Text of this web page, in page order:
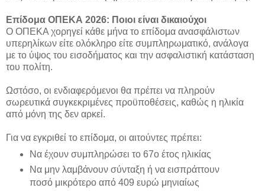
Επίδομα ΟΠΕΚΑ 2026: Ποιοι είναι δικαιούχοι
Ο ΟΠΕΚΑ χορηγεί κάθε μήνα το επίδομα ανασφάλιστων
υπερηλίκων είτε ολόκληρο είτε συμπληρωματικό, ανάλογα
με το ύψος του εισοδήματος και την ασφαλιστική κατάσταση
του πολίτη.
Ωστόσο, οι ενδιαφερόμενοι θα πρέπει να πληρούν
σωρευτικά συγκεκριμένες προϋποθέσεις, καθώς η ηλικία
από μόνη της δεν αρκεί.
Για να εγκριθεί το επίδομα, οι αιτούντες πρέπει:
Να έχουν συμπληρώσει το 67ο έτος ηλικίας
Να μην λαμβάνουν σύνταξη ή να εισπράττουν
ποσό μικρότερο από 409 ευρώ μηνιαίως